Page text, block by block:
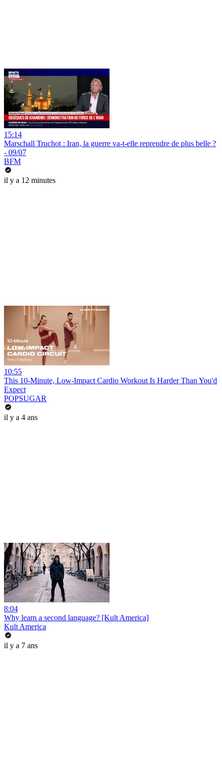
15:14
Marschall Truchot : Iran, la guerre va-t-elle reprendre de plus belle ?
- 09/07
BFM
il y a 12 minutes
10:55
This 10-Minute, Low-Impact Cardio Workout Is Harder Than You'd
Expect
POPSUGAR
il y a 4 ans
8:04
Why learn a second language? [Kult America]
Kult America
il y a 7 ans